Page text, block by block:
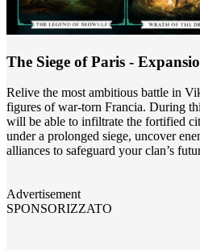
The Siege of Paris -
Relive the most ambitious battle in
figures of war-torn Francia. During
will be able to infiltrate the fortified
under a prolonged siege, uncover
alliances to safeguard your clan’s
Advertisement
SPONSORIZZATO